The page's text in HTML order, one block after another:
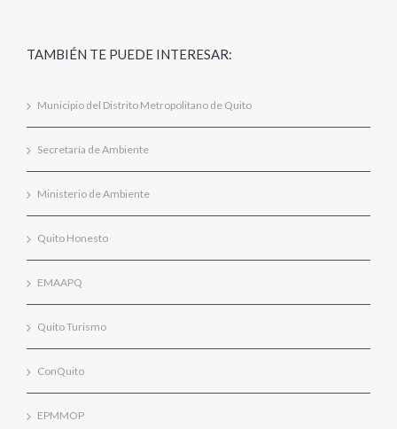
TAMBIÉN TE PUEDE INTERESAR:
Municipio del Distrito Metropolitano de Quito
Secretaría de Ambiente
Ministerio de Ambiente
Quito Honesto
EMAAPQ
Quito Turismo
ConQuito
EPMMOP